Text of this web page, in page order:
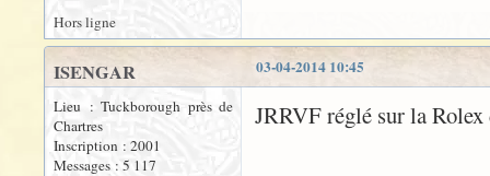
Hors ligne
03-04-2014 10:45
ISENGAR
Lieu : Tuckborough près de
Chartres
Inscription : 2001
Messages : 5 117
JRRVF réglé sur la